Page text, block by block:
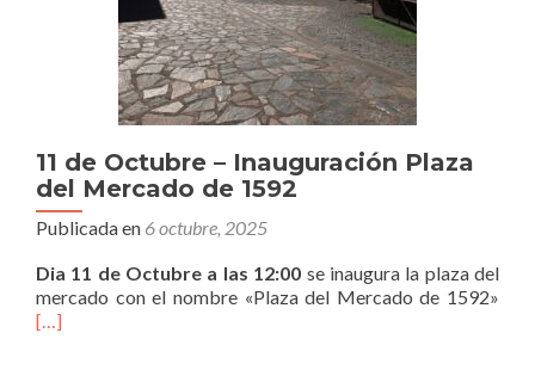
11 de Octubre – Inauguración Plaza
del Mercado de 1592
Publicada en 6 octubre, 2025
Dia 11 de Octubre a las 12:00 se inaugura la plaza del
mercado con el nombre «Plaza del Mercado de 1592»
[…]